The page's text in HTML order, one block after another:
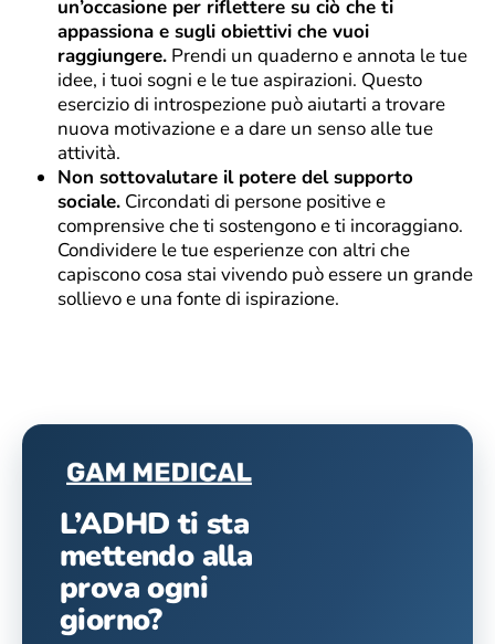
un’occasione per riflettere su ciò che ti
appassiona e sugli obiettivi che vuoi
raggiungere. Prendi un quaderno e annota le tue
idee, i tuoi sogni e le tue aspirazioni. Questo
esercizio di introspezione può aiutarti a trovare
nuova motivazione e a dare un senso alle tue
attività.
Non sottovalutare il potere del supporto
sociale. Circondati di persone positive e
comprensive che ti sostengono e ti incoraggiano.
Condividere le tue esperienze con altri che
capiscono cosa stai vivendo può essere un grande
sollievo e una fonte di ispirazione.
L’ADHD ti sta
mettendo alla
prova ogni
giorno?